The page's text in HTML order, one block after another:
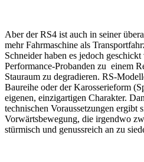
Aber der RS4 ist auch in seiner
mehr Fahrmaschine als
Schneider haben es jedoch
Performance-Probanden zu einem
Stauraum zu degradieren. RS-
Baureihe oder der Karosserieform
eigenen, einzigartigen Charakter.
technischen Voraussetzungen ergibt
Vorwärtsbewegung, die irgendwo
stürmisch und genussreich an zu